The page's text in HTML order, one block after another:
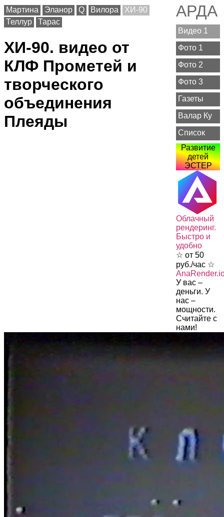
АРДА
Видео 1
Фото 1
Фото 2
Фото 3
Газеты
Валар Ку
Список
Развитие
детей
ЭСТЕР
Облачный
рендеринг.
Быстро и
удобно
☆ от 50
руб./час ☆
У вас –
деньги. У
нас –
мощности.
Считайте с
нами!
Мартина Эланор Q Вилора
ХИ-90
Теллур
Тарас
ХИ-90. видео от
КЛФ Прометей и
творческого
объединения
Плеяды